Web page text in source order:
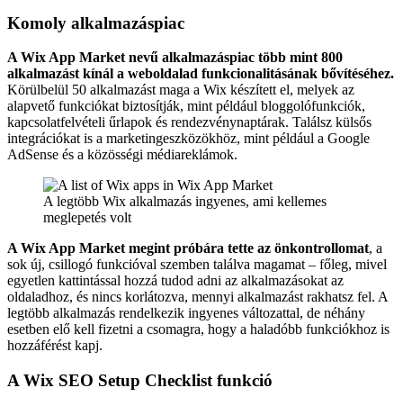
Komoly alkalmazáspiac
A Wix App Market nevű alkalmazáspiac több mint 800
alkalmazást kínál a weboldalad funkcionalitásának bővítéséhez.
Körülbelül 50 alkalmazást maga a Wix készített el, melyek az
alapvető funkciókat biztosítják, mint például bloggolófunkciók,
kapcsolatfelvételi űrlapok és rendezvénynaptárak. Találsz külsős
integrációkat is a marketingeszközökhöz, mint például a Google
AdSense és a közösségi médiareklámok.
A legtöbb Wix alkalmazás ingyenes, ami kellemes
meglepetés volt
A Wix App Market megint próbára tette az önkontrollomat, a
sok új, csillogó funkcióval szemben találva magamat – főleg, mivel
egyetlen kattintással hozzá tudod adni az alkalmazásokat az
oldaladhoz, és nincs korlátozva, mennyi alkalmazást rakhatsz fel. A
legtöbb alkalmazás rendelkezik ingyenes változattal, de néhány
esetben elő kell fizetni a csomagra, hogy a haladóbb funkciókhoz is
hozzáférést kapj.
A Wix SEO Setup Checklist funkció